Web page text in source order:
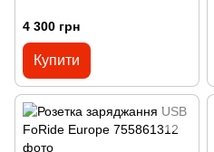
4 300 грн
Купити